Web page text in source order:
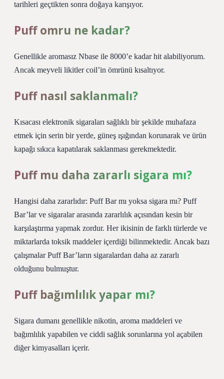
tarihleri ​​geçtikten sonra doğaya karışıyor.
Puff omru ne kadar?
Genellikle aromasız Nbase ile 8000’e kadar hit alabiliyorum.
Ancak meyveli likitler coil’in ömrünü kısaltıyor.
Puff nasıl saklanmalı?
Kısacası elektronik sigaraları sağlıklı bir şekilde muhafaza
etmek için serin bir yerde, güneş ışığından korunarak ve ürün
kapağı sıkıca kapatılarak saklanması gerekmektedir.
Puff mu daha zararlı sigara mı?
Hangisi daha zararlıdır: Puff Bar mı yoksa sigara mı? Puff
Bar’lar ve sigaralar arasında zararlılık açısından kesin bir
karşılaştırma yapmak zordur. Her ikisinin de farklı türlerde ve
miktarlarda toksik maddeler içerdiği bilinmektedir. Ancak bazı
çalışmalar Puff Bar’ların sigaralardan daha az zararlı
olduğunu bulmuştur.
Puff bağımlılık yapar mı?
Sigara dumanı genellikle nikotin, aroma maddeleri ve
bağımlılık yapabilen ve ciddi sağlık sorunlarına yol açabilen
diğer kimyasalları içerir.